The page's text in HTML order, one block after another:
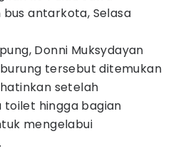
antarkota, Selasa
Donni Muksydayan
tersebut ditemukan
setelah
toilet hingga bagian
mengelabui